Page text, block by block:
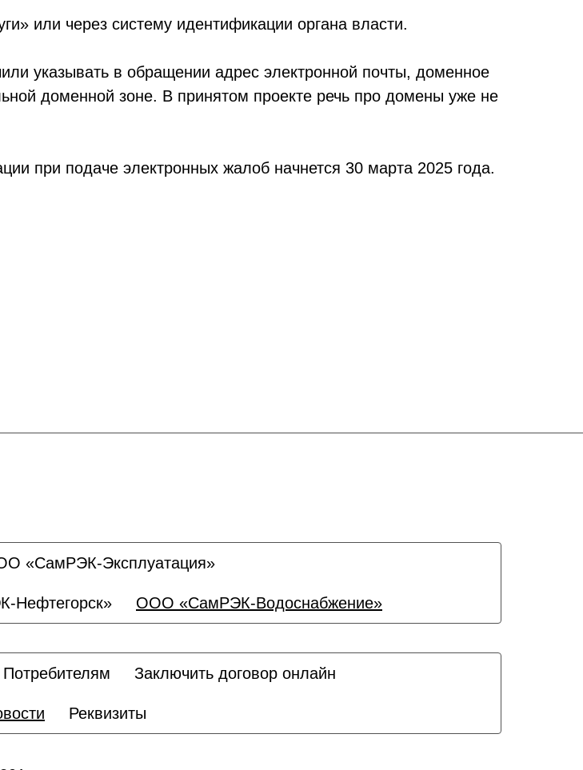
или через систему идентификации органа власти.
указывать в обращении адрес электронной почты, доменное
доменной зоне. В принятом проекте речь про домены уже не
при подаче электронных жалоб начнется 30 марта 2025 года.
«СамРЭК-Эксплуатация»
ООО «СамРЭК-Водоснабжение»
Потребителям Заключить договор онлайн
Реквизиты